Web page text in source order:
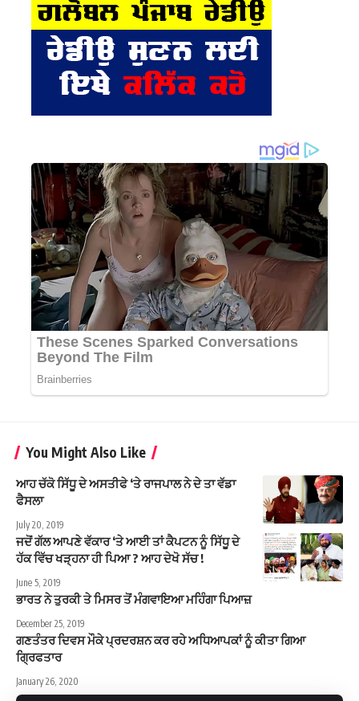
You Might Also Like
ਆਹ ਚੱਕੋ ਸਿੱਧੂ ਦੇ ਅਸਤੀਫੇ ‘ਤੇ ਰਾਜਪਾਲ ਨੇ ਦੇ ਤਾ ਵੱਡਾ
ਫੈਸਲਾ
July 20, 2019
ਜਦੋਂ ਗੱਲ ਆਪਣੇ ਵੱਕਾਰ ‘ਤੇ ਆਈ ਤਾਂ ਕੈਪਟਨ ਨੂੰ ਸਿੱਧੂ ਦੇ
ਹੱਕ ਵਿੱਚ ਖੜ੍ਹਨਾ ਹੀ ਪਿਆ ? ਆਹ ਦੇਖੋ ਸੱਚ !
June 5, 2019
ਭਾਰਤ ਨੇ ਤੁਰਕੀ ਤੇ ਮਿਸਰ ਤੋਂ ਮੰਗਵਾਇਆ ਮਹਿੰਗਾ ਪਿਆਜ਼
December 25, 2019
ਗਣਤੰਤਰ ਦਿਵਸ ਮੌਕੇ ਪ੍ਰਦਰਸ਼ਨ ਕਰ ਰਹੇ ਅਧਿਆਪਕਾਂ ਨੂੰ ਕੀਤਾ ਗਿਆ
ਗ੍ਰਿਫਤਾਰ
January 26, 2020